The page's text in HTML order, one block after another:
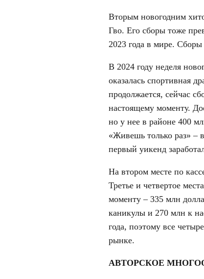
Вторым новогодним
Гво. Его сборы тоже
2023 года в мире.
В 2024 году неделя
оказалась спортивная
продолжается, сейчас
настоящему моменту.
но у нее в районе 400
«Живешь только раз» –
первый уикенд
На втором месте по
Третье и четвертое
моменту – 335 млн
каникулы и 270 млн к
года, поэтому все
рынке.
АВТОРСКОЕ